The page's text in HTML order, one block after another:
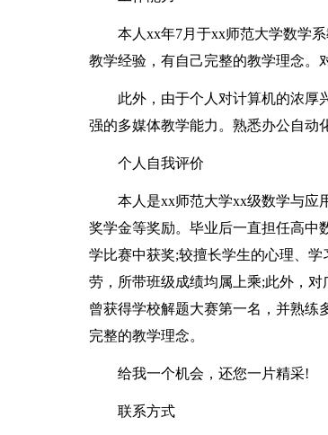
本人xx年7月于xx师范大学数学
教学经验，有自己完整的教学理念。
此外，由于个人对计算机的浓厚
强的多媒体教学能力。熟悉办公自动
个人自我评价
本人是xx师范大学xx级数学与应
奖学金等奖励。毕业后一直担任高中
学比赛中获奖;较擅长学生的心理、
劳，所带班级成绩均属上乘;此外，
曾获得学校解题大赛第一名，并熟练
完整的教学理念。
给我一个机会，还您一片精采!
联系方式